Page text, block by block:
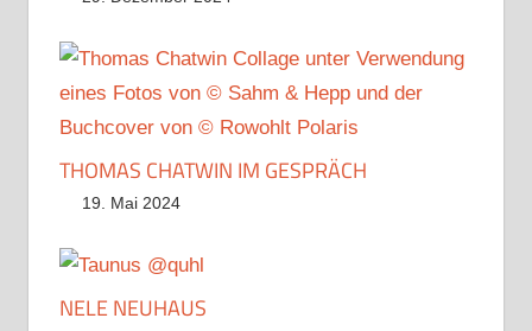
THOMAS CHATWIN IM GESPRÄCH
19. Mai 2024
NELE NEUHAUS